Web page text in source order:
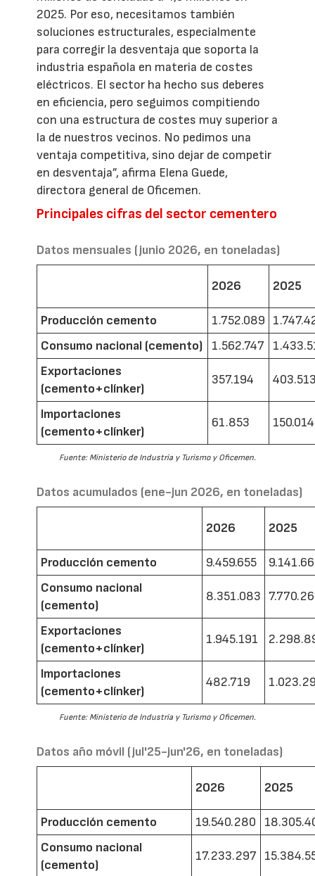
2025. Por eso, necesitamos también
soluciones estructurales, especialmente
para corregir la desventaja que soporta la
industria española en materia de costes
eléctricos. El sector ha hecho sus deberes
en eficiencia, pero seguimos compitiendo
con una estructura de costes muy superior a
la de nuestros vecinos. No pedimos una
ventaja competitiva, sino dejar de competir
en desventaja”, afirma Elena Guede,
directora general de Oficemen.
Principales cifras del sector cementero
Datos mensuales (junio 2026, en toneladas)
2026 2025
Producción cemento 1.752.089
Consumo nacional (cemento)
1.562.747
Exportaciones
(cemento+clínker)
357.194
Importaciones
(cemento+clínker)
61.853 150.014
Fuente: Ministerio de Industria y Turismo y Oficemen.
Datos acumulados (ene-jun 2026, en toneladas)
2026 2025
Producción cemento 9.459.655
Consumo nacional
(cemento)
8.351.083
Exportaciones
(cemento+clínker)
1.945.191
Importaciones
(cemento+clínker)
482.719
Fuente: Ministerio de Industria y Turismo y Oficemen.
Datos año móvil (jul'25-jun'26, en toneladas)
2026 2025
Producción cemento 19.540.280
Consumo nacional
(cemento)
17.233.297